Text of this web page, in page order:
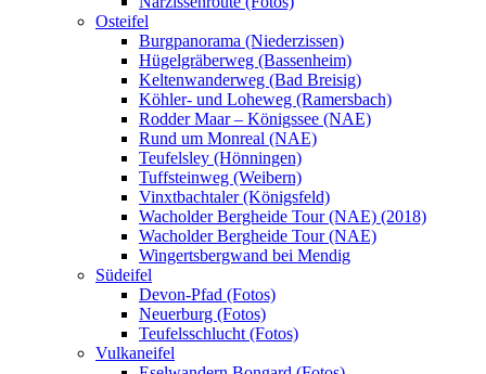
Osteifel
Burgpanorama (Niederzissen)
Hügelgräberweg (Bassenheim)
Keltenwanderweg (Bad Breisig)
Köhler- und Loheweg (Ramersbach)
Rodder Maar – Königssee (NAE)
Rund um Monreal (NAE)
Teufelsley (Hönningen)
Tuffsteinweg (Weibern)
Vinxtbachtaler (Königsfeld)
Wacholder Bergheide Tour (NAE) (2018)
Wacholder Bergheide Tour (NAE)
Wingertsbergwand bei Mendig
Südeifel
Devon-Pfad (Fotos)
Neuerburg (Fotos)
Teufelsschlucht (Fotos)
Vulkaneifel